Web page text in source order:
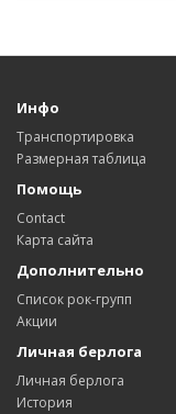
Инфо
Транспортировка
Размерная таблица
Помощь
Contact
Карта сайта
Дополнительно
Список рок-групп
Акции
Личная берлога
Личная берлога
История